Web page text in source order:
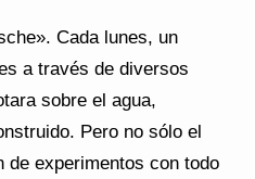
Cada lunes, un
a través de diversos
sobre el agua,
Pero no sólo el
de experimentos con todo